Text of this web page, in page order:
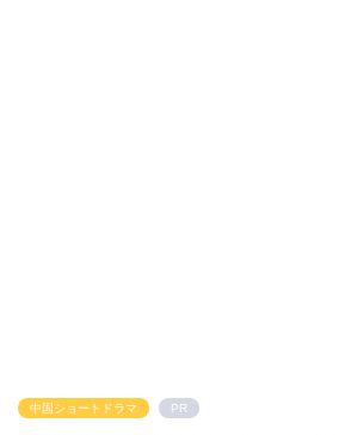
中国ショートドラマ PR